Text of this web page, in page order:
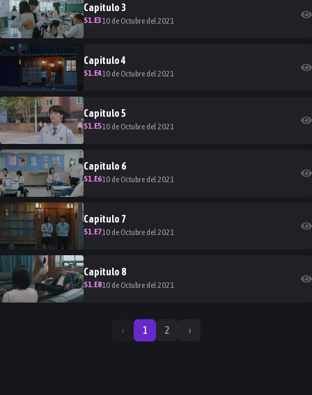
Capitulo3
S1.E310 de Octubre del 2021
Capitulo4
S1.E410 de Octubre del 2021
Capitulo5
S1.E510 de Octubre del 2021
Capitulo 6
S1.E610 de Octubre del 2021
Capitulo 7
S1.E710 de Octubre del 2021
Capitulo 8
S1.E810 de Octubre del 2021
‹ 1 2 ›